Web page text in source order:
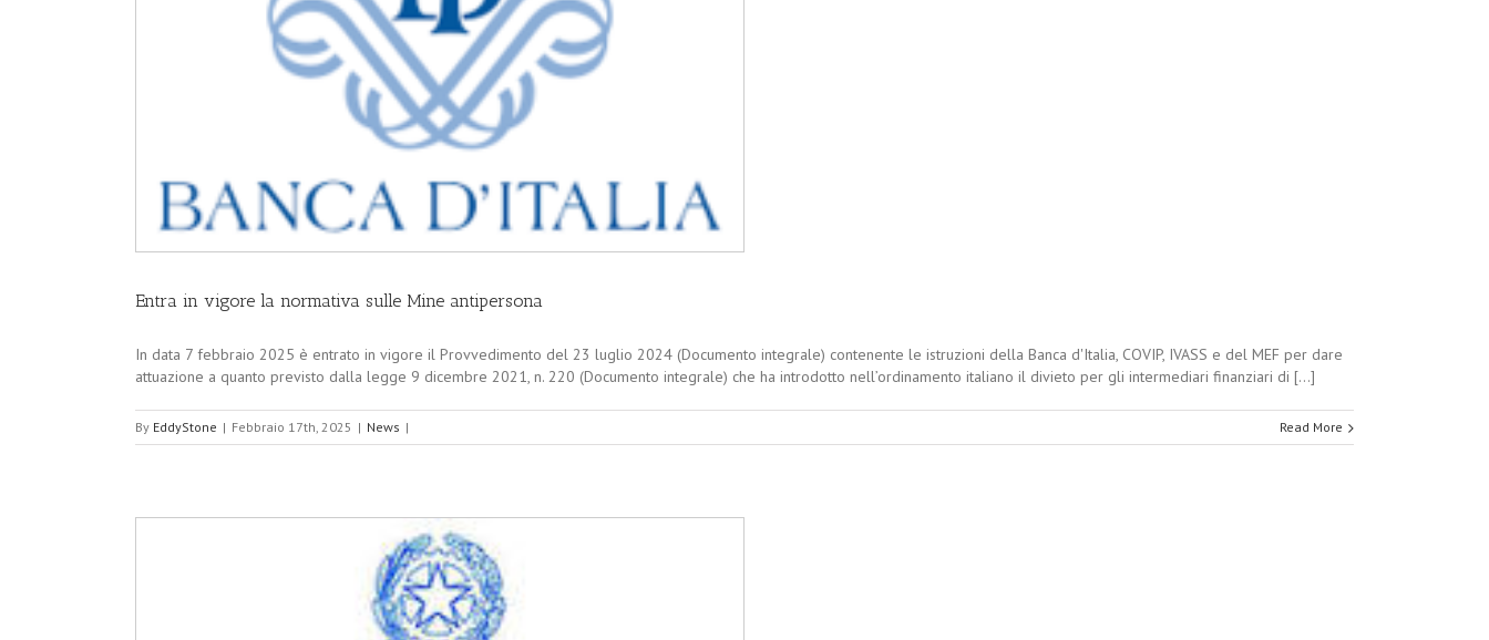
Entra in vigore la normativa sulle Mine antipersona
In data 7 febbraio 2025 è entrato in vigore il Provvedimento del 23 luglio 2024 (Documento integrale) contenente le istruzioni della Banca d'Italia, COVIP, IVASS e del MEF per dare
attuazione a quanto previsto dalla legge 9 dicembre 2021, n. 220 (Documento integrale) che ha introdotto nell’ordinamento italiano il divieto per gli intermediari finanziari di [...]
By EddyStone | Febbraio 17th, 2025 | News | Read More